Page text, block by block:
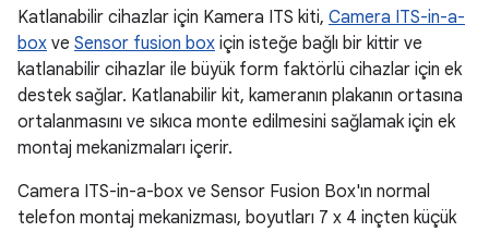
Katlanabilir cihazlar için Kamera ITS kiti, Camera ITS-in-a-
box ve Sensor fusion box için isteğe bağlı bir kittir ve
katlanabilir cihazlar ile büyük form faktörlü cihazlar için ek
destek sağlar. Katlanabilir kit, kameranın plakanın ortasına
ortalanmasını ve sıkıca monte edilmesini sağlamak için ek
montaj mekanizmaları içerir.
Camera ITS-in-a-box ve Sensor Fusion Box'ın normal
telefon montaj mekanizması, boyutları 7 x 4 inçten küçük